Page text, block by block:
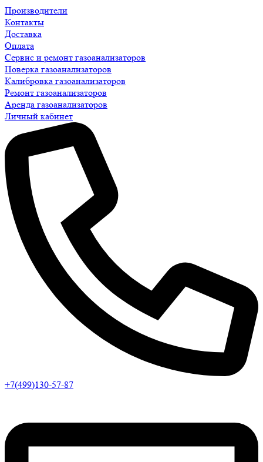
Производители
Контакты
Доставка
Оплата
Сервис и ремонт газоанализаторов
Поверка газоанализаторов
Калибровка газоанализаторов
Ремонт газоанализаторов
Аренда газоанализаторов
Личный кабинет
+7(499)130-57-87